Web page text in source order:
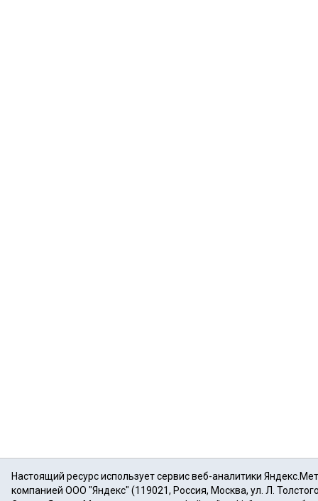
Настоящий ресурс использует сервис веб-аналитики
компанией ООО "Яндекс" (119021, Россия, Москва, ул. Л.